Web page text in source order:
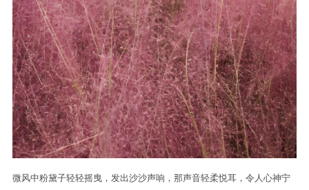
微风中粉黛子轻轻摇曳，发出沙沙声响，那声音轻柔悦耳，令人心神宁